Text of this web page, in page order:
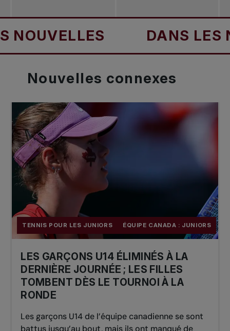
DANS LES
Nouvelles connexes
TENNIS POUR LES JUNIORS ÉQUIPE CANADA : JUNIORS
LES GARÇONS U14 ÉLIMINÉS À LA
DERNIÈRE JOURNÉE ; LES FILLES
TOMBENT DÈS LE TOURNOI À LA
RONDE
Les garçons U14 de l’équipe canadienne se sont
battus jusqu’au bout, mais ils ont manqué de